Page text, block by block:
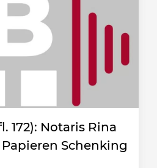
172): Notaris Rina
Schenking